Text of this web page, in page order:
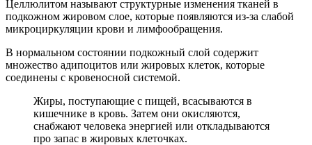
Целлюлитом называют структурные изменения тканей в
подкожном жировом слое, которые появляются из-за слабой
микроциркуляции крови и лимфообращения.
В нормальном состоянии подкожный слой содержит
множество адипоцитов или жировых клеток, которые
соединены с кровеносной системой.
Жиры, поступающие с пищей, всасываются в
кишечнике в кровь. Затем они окисляются,
снабжают человека энергией или откладываются
про запас в жировых клеточках.